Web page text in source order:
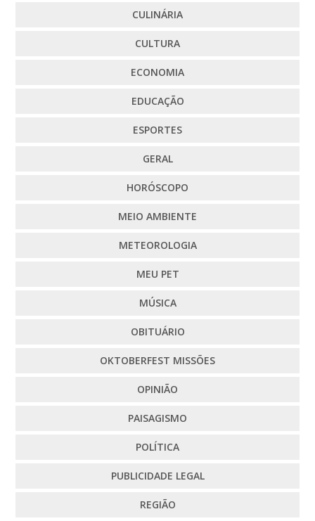
CULINÁRIA
CULTURA
ECONOMIA
EDUCAÇÃO
ESPORTES
GERAL
HORÓSCOPO
MEIO AMBIENTE
METEOROLOGIA
MEU PET
MÚSICA
OBITUÁRIO
OKTOBERFEST MISSÕES
OPINIÃO
PAISAGISMO
POLÍTICA
PUBLICIDADE LEGAL
REGIÃO